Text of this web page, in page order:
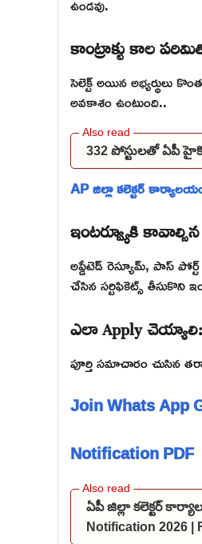
కాంట్రాక్టు కాల
సెలెక్ట్ అయిన అభ్యర్థులు
అవకాశం ఉంటుంది..
332 పోస్టులతో ఏపీ
AP జిల్లా కలెక్టర్
ఇంటర్వ్యూకి కావాల్సిన
అప్డేటెడ్ రెస్యూమ్, పాస్
చేసిన సర్టిఫికెట్స్ తీసుకొని
ఎలా Apply చెయ్యాలి:
పూర్తి సమాచారం చుసిన
Join Whats App
Notification PDF
ఏపీ జిల్లా కలెక్టర్
Notification 2026 |